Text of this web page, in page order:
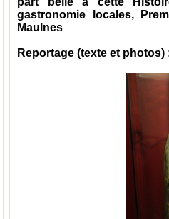
gastronomie locales,
Maulnes
Reportage (texte et